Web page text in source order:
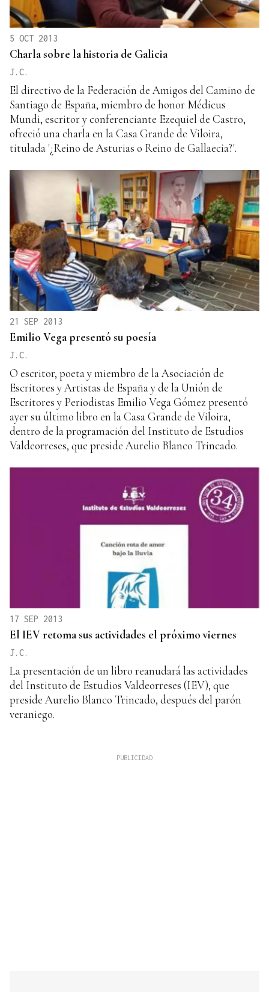
5 OCT 2013
Charla sobre la historia de Galicia
J.C.
El directivo de la Federación de Amigos del Camino de
Santiago de España, miembro de honor Médicus
Mundi, escritor y conferenciante Ezequiel de Castro,
ofreció una charla en la Casa Grande de Viloira,
titulada '¿Reino de Asturias o Reino de Gallaecia?'.
21 SEP 2013
Emilio Vega presentó su poesía
J.C.
O escritor, poeta y miembro de la Asociación de
Escritores y Artistas de España y de la Unión de
Escritores y Periodistas Emilio Vega Gómez presentó
ayer su último libro en la Casa Grande de Viloira,
dentro de la programación del Instituto de Estudios
Valdeorreses, que preside Aurelio Blanco Trincado.
17 SEP 2013
El IEV retoma sus actividades el próximo viernes
J.C.
La presentación de un libro reanudará las actividades
del Instituto de Estudios Valdeorreses (IEV), que
preside Aurelio Blanco Trincado, después del parón
veraniego.